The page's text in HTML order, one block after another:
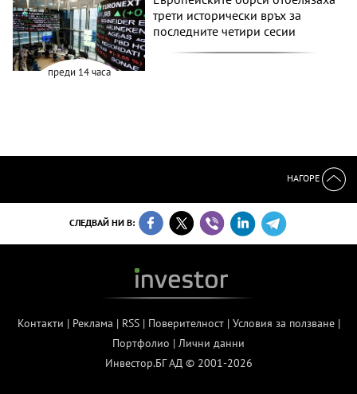
преди 14 часа
трети исторически връх за
последните четири сесии
НАГОРЕ
СЛЕДВАЙ НИ В:
Контакти | Реклама | RSS| Поверителност| Условия за ползване|
Портфолио | Лични данни
Инвестор.БГ АД © 2001-2026